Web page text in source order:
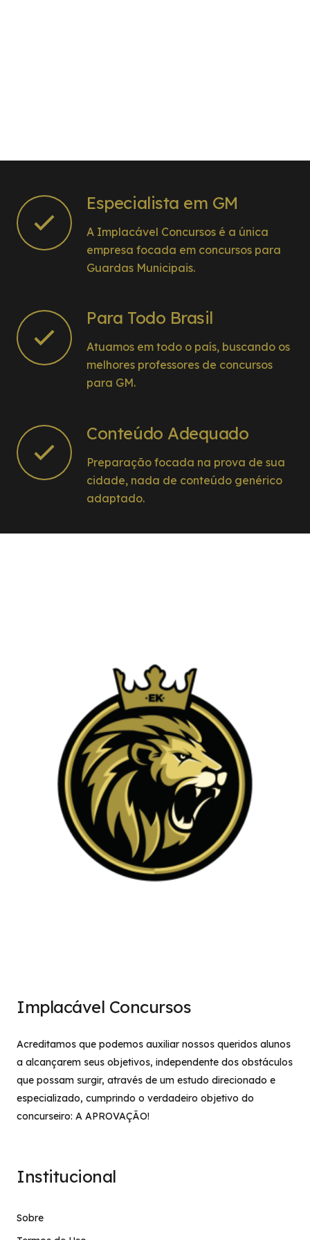
Especialista em GM
A Implacável Concursos é a única
empresa focada em concursos para
Guardas Municipais.
Para Todo Brasil
Atuamos em todo o país, buscando os
melhores professores de concursos
para GM.
Conteúdo Adequado
Preparação focada na prova de sua
cidade, nada de conteúdo genérico
adaptado.
Implacável Concursos
Acreditamos que podemos auxiliar nossos queridos alunos
a alcançarem seus objetivos, independente dos obstáculos
que possam surgir, através de um estudo direcionado e
especializado, cumprindo o verdadeiro objetivo do
concurseiro: A APROVAÇÃO!
Institucional
Sobre